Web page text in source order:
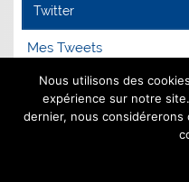
Twitter
Mes Tweets
Nous utilisons des
expérience sur notre
dernier, nous